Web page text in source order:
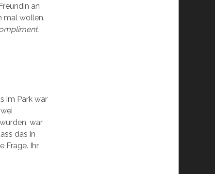
an
mal wollen.
im Park war
war
das in
Frage. Ihr